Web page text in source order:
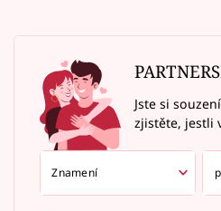
Jste si
zjistěte, jestli